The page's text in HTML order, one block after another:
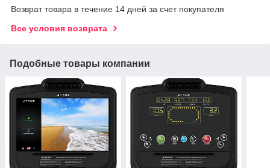
Возврат товара в течение 14 дней за счет покупателя
Все условия возврата
Подобные товары компании